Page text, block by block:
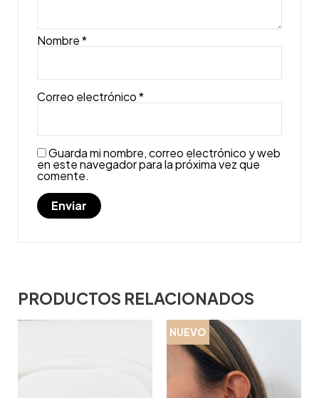
Nombre*
Correo electrónico*
Guarda mi nombre, correo electrónico y web
en este navegador para la próxima vez que
comente.
PRODUCTOS RELACIONADOS
NUEVO